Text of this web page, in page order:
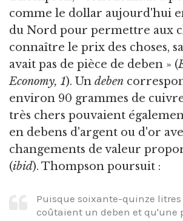
comme le dollar aujourd'hui
du Nord pour permettre aux
connaître le prix des choses,
avait pas de pièce de deben » (
Economy, 1). Un deben
environ 90 grammes de
très chers pouvaient
en debens d'argent ou d'or
changements de valeur
(ibid). Thompson poursuit :
Puisque soixante-quinze litres
coûtaient un deben et qu'une